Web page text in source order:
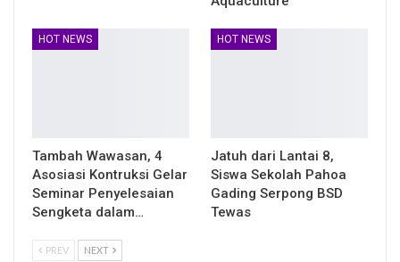
HOT NEWS
Tambah Wawasan, 4
Asosiasi Kontruksi Gelar
Seminar Penyelesaian
Sengketa dalam…
HOT NEWS
Jatuh dari Lantai 8,
Siswa Sekolah Pahoa
Gading Serpong BSD
Tewas
PREV NEXT